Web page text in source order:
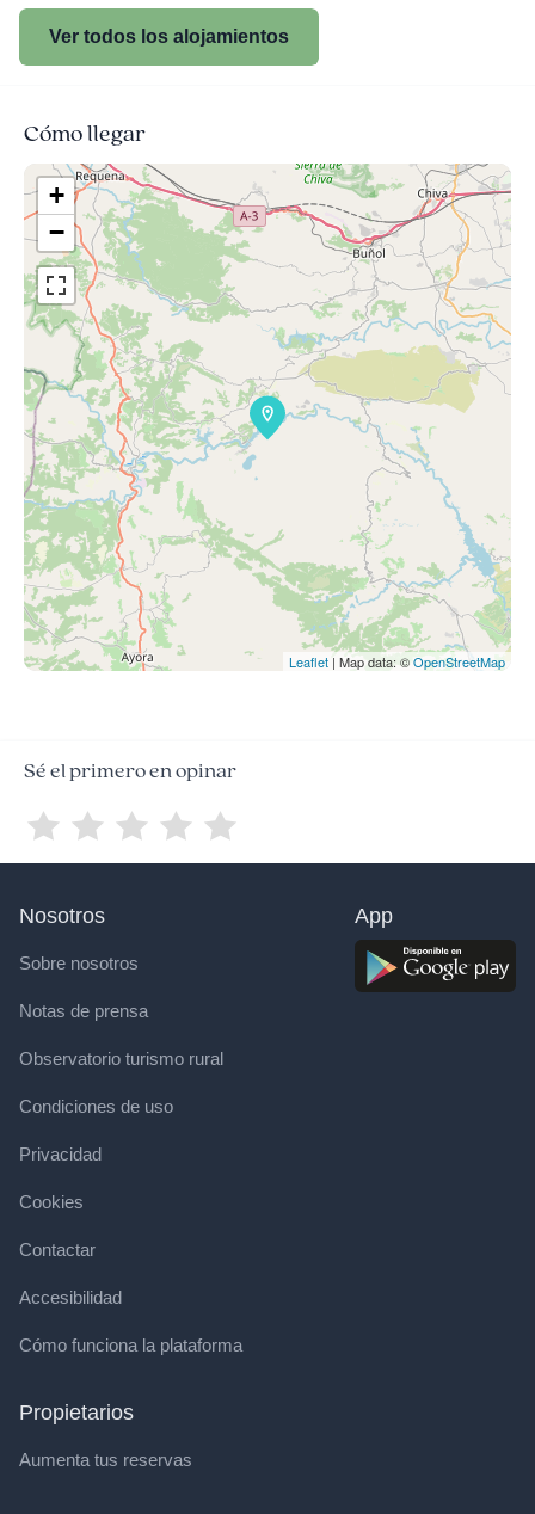
Ver todos los alojamientos
Cómo llegar
+
−
Leaflet | Map data: ©OpenStreetMap
Sé el primero en opinar
Nosotros
Sobre nosotros
Notas de prensa
Observatorio turismo rural
Condiciones de uso
Privacidad
Cookies
Contactar
Accesibilidad
Cómo funciona la plataforma
Propietarios
Aumenta tus reservas
App